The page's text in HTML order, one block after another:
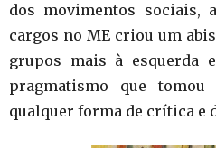
dos movimentos sociais,
cargos no ME criou um
grupos mais à esquerda
pragmatismo que
qualquer forma de crítica e